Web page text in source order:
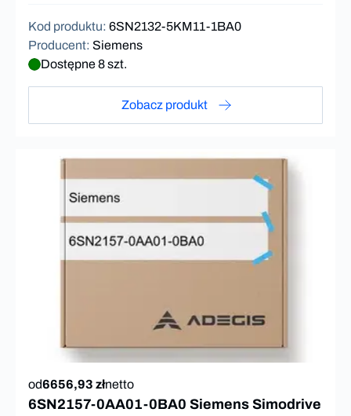
Kod produktu: 6SN2132-5KM11-1BA0
Producent: Siemens
Dostępne 8 szt.
Zobacz produkt
od6656,93 złnetto
6SN2157-0AA01-0BA0 Siemens Simodrive